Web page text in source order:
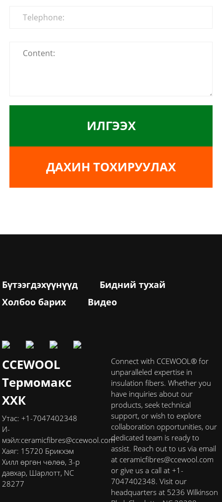
ИЛГЭЭХ
ДАХИН ТОХИРУУЛАХ
Бүтээгдэхүүнүүд
Бидний тухай
Холбоо барих
Видео
CCEWOOL
Термомакс
ХХК
Утас: +1-7047402348
И-
мэйл:ceramicfibres@ccewool.com
Хаяг: 15720 Брикхэм
Хилл өргөн чөлөө, 3-р
давхар, Шарлотт, NC
28277
Connect with CCEWOOL® for
unparalleled expertise in
insulation fibers. Whether you
have inquiries about our
products, seek technical
support, or wish to explore
collaboration opportunities, our
dedicated team is ready to
assist. Reach out to us via email
at ceramicfibres@ccewool.com
or give us a call at +1-
7047402348. Visit our
headquarters at 5236 Wilkinson